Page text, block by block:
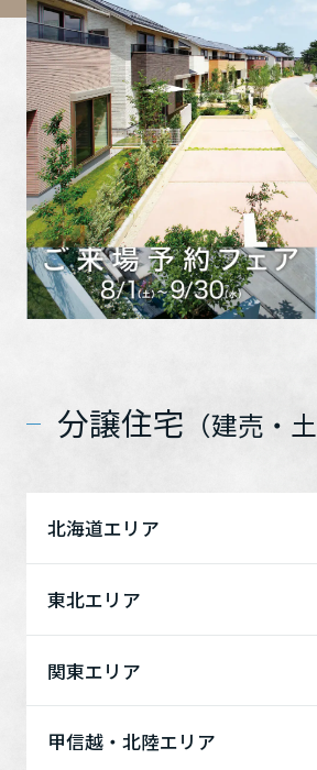
買う
分譲住宅（建売・土地）検索
中古住宅検索
スムストック検索
分譲マンション検索
住まいの売却
これから住まいをご
多彩な動画やこだわりが詰まった建築実例
住まいづくりを楽しく学べるデジタルラウ
ホームラウンジ 新築・戸建て
法人のお客さま
企業不動産活用（CRE）戦略
社宅建築
医療・介護・子育て・障がい福祉施
これから土地活用・賃貸経
土地活用の基礎から長期安定経営を目指す
事業用
事業用リノベーション
ホテル・旅館リフォーム
リフォーム営業所
ォームの具体策とアイデアを豊富にご用意
収益不動産・投資開発事業
建築再生事業
事業用売買
事業用地・事業用建物
分譲用地
すべてのフィールドに新しい価値をデザイ
向のまちづくりを実現していきます。
ミサワゼネラルソリューション
保証制度
アフターメンテナンス
ミサワリフォーム
ご相談窓口
お客様センター
ミサワホームオーナーさま・リフォーム工
ホームを結ぶコミュニケーションサイト。
ミサワオーナーズクラブ
ニュース
MISAWAについて
ミサワホームグループ
IR情報
SDGs
環境活動
新卒者採用
中途採用
障がい者採用
ウエルネス事業
住まいのご相談
分譲住宅 （建売・土
甲信越・北陸エリア
北海道エリア
北海道
東北エリア
青森県 岩手県
宮城県 秋田県
関東エリア
茨城県 栃木県